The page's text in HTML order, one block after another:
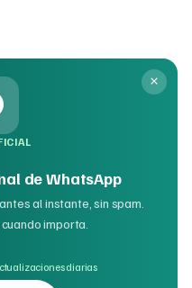
de WhatsApp
al instante, sin spam.
importa.
diarias